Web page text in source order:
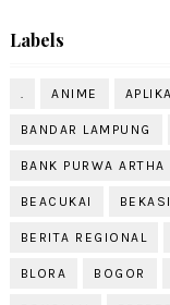
Labels
ANIME
BANDAR LAMPUNG
BANK PURWA ARTHA
BEACUKAI BEKASI
BERITA REGIONAL
BLORA BOGOR